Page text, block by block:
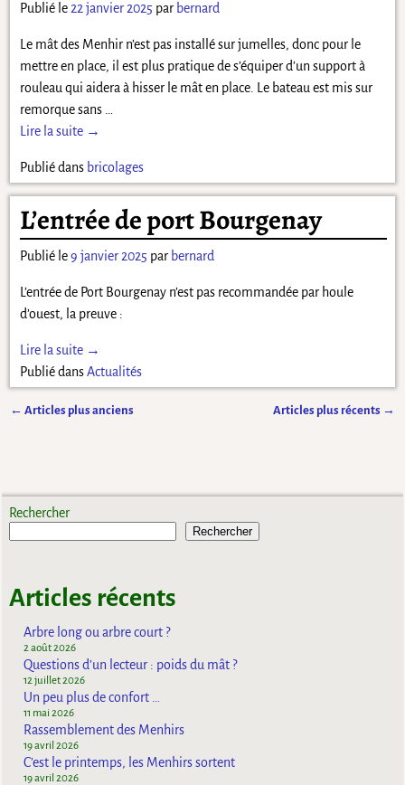
Publié le22 janvier 2025 par bernard
Le mât des Menhir n’est pas installé sur jumelles, donc pour le
mettre en place, il est plus pratique de s’équiper d’un support à
rouleau qui aidera à hisser le mât en place. Le bateau est mis sur
remorque sans …
Lire la suite →
Publié dans bricolages
L’entrée de port Bourgenay
Publié le9 janvier 2025 par bernard
L’entrée de Port Bourgenay n’est pas recommandée par houle
d’ouest, la preuve :
Lire la suite →
Publié dans Actualités
← Articles plus anciens Articles plus récents →
Rechercher
Rechercher
Articles récents
Arbre long ou arbre court ?
2 août 2026
Questions d’un lecteur : poids du mât ?
12 juillet 2026
Un peu plus de confort …
11 mai 2026
Rassemblement des Menhirs
19 avril 2026
C’est le printemps, les Menhirs sortent
19 avril 2026